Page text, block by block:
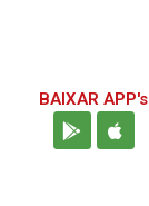
BAIXAR APP's